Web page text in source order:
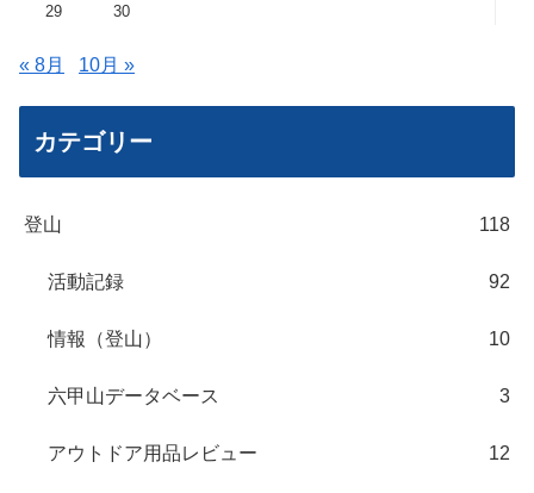
29
30
« 8月 10月 »
カテゴリー
登山 118
活動記録 92
情報（登山） 10
六甲山データベース 3
アウトドア用品レビュー 12